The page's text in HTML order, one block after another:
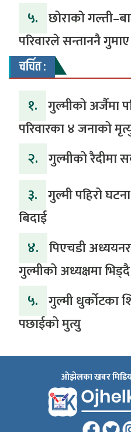
५. ‎​छोराको
परिवारले सन्ताननै गुमाए
चर्चित :
१. गुल्मीको अर्जैमा
परिवारका ४ जनाको
२. गुल्मीको रैदीमा
३. गुल्मी पहिरो
बिदाई
४. पिएचडी
गुल्मीको अध्यक्षमा भिड्दै
५. गुल्मी धुर्कोटका
पछाईको मुत्यु
ओझेलका खबर मिडिया